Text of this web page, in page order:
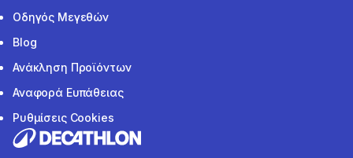
Οδηγός Μεγεθών
Blog
Ανάκληση Προϊόντων
Αναφορά Ευπάθειας
Ρυθμίσεις Cookies